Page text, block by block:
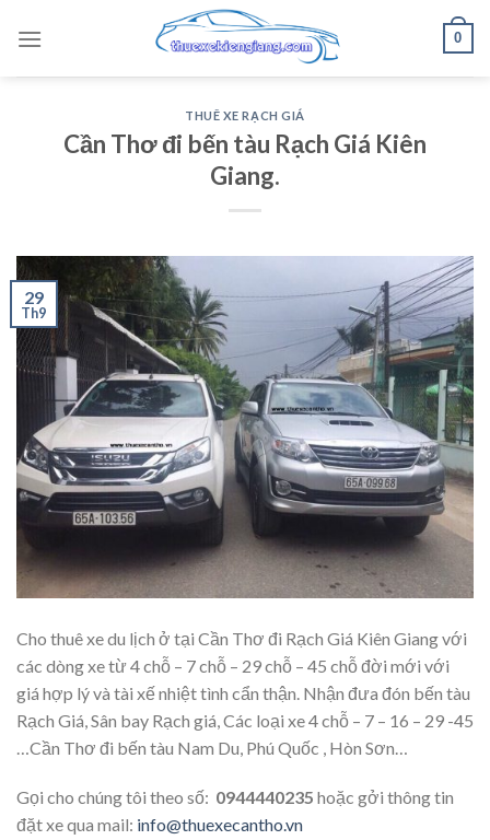
0
THUÊ XE RẠCH GIÁ
Cần Thơ đi bến tàu Rạch Giá Kiên
Giang.
29
Th9
Cho thuê xe du lịch ở tại Cần Thơ đi Rạch Giá Kiên Giang với
các dòng xe từ 4 chỗ – 7 chỗ – 29 chỗ – 45 chỗ đời mới với
giá hợp lý và tài xế nhiệt tình cẩn thận. Nhận đưa đón bến tàu
Rạch Giá, Sân bay Rạch giá, Các loại xe 4 chỗ – 7 – 16 – 29 -45
…Cần Thơ đi bến tàu Nam Du, Phú Quốc , Hòn Sơn…
Gọi cho chúng tôi theo số: 0944440235 hoặc gởi thông tin
đặt xe qua mail: info@thuexecantho.vn